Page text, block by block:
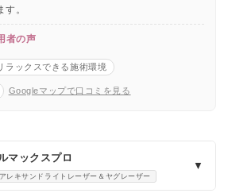
。
者の声
ラックスできる施術環境
Googleマップで口コミを見る
マックスプロ
アレキサンドライトレーザー＆ヤグレーザー
▼